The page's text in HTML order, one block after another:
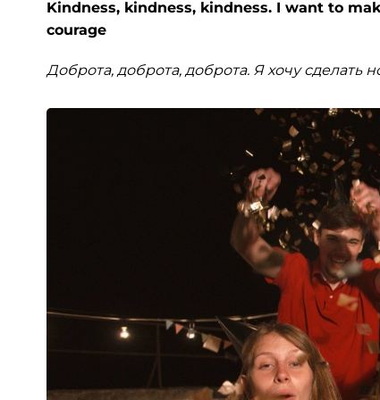
Kindness, kindness, kindness. I want to
courage
Доброта, доброта, доброта. Я хочу